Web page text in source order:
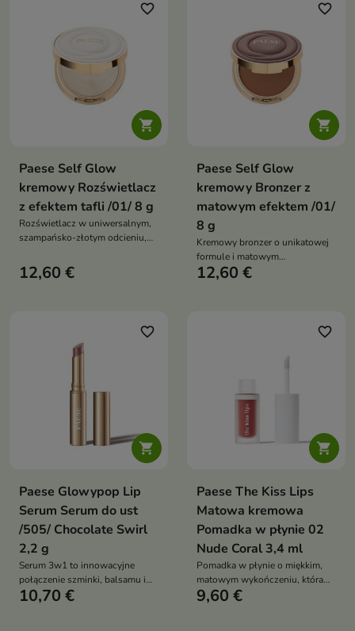

favorite_border
Paese Self Glow
kremowy Rozświetlacz
z efektem tafli /01/ 8 g
Rozświetlacz w uniwersalnym,
szampańsko-złotym odcieniu,
tworząc efekt gładkiej,
świetlistej tafli
12,60 €

favorite_border
Paese Self Glow
kremowy Bronzer z
matowym efektem /01/
8 g
Kremowy bronzer o unikatowej
formule i matowym
wykończeniu, który subtelnie
stopniowanie intensywności
12,60 €

favorite_border
Paese Glowypop Lip
Serum Serum do ust
/505/ Chocolate Swirl
2,2 g
Serum 3w1 to innowacyjne
połączenie szminki, balsamu i
błyszczyka w jednym produkcie.
10,70 €

favorite_border
Paese The Kiss Lips
Matowa kremowa
Pomadka w płynie 02
Nude Coral 3,4 ml
Pomadka w płynie o miękkim,
matowym wykończeniu, która
łączy intensywną pigmentację z
9,60 €